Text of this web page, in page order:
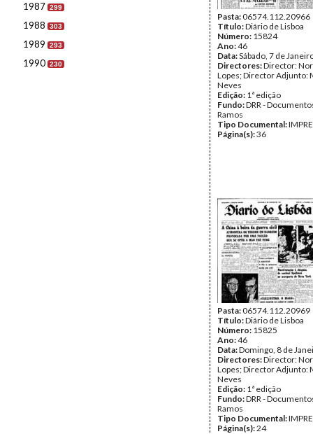
1987 299
1988 303
1989 293
1990 230
Pasta:06574.112.20966
Título:Diário de Lisboa
Número: 15824
Ano:46
Data:Sábado, 7 de
Directores:Director:
Lopes; Director Adjunto:
Neves
Edição: 1ª edição
Fundo:DRR -
Ramos
Tipo Documental:
Página(s):36
Pasta:06574.112.20969
Título:Diário de Lisboa
Número: 15825
Ano:46
Data:Domingo, 8 de
Directores:Director:
Lopes; Director Adjunto:
Neves
Edição: 1ª edição
Fundo:DRR -
Ramos
Tipo Documental:
Página(s):24